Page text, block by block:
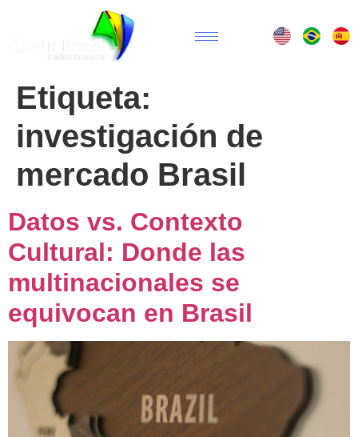
Etiqueta:
investigación de
mercado Brasil
Datos vs. Contexto
Cultural: Donde las
multinacionales se
equivocan en Brasil